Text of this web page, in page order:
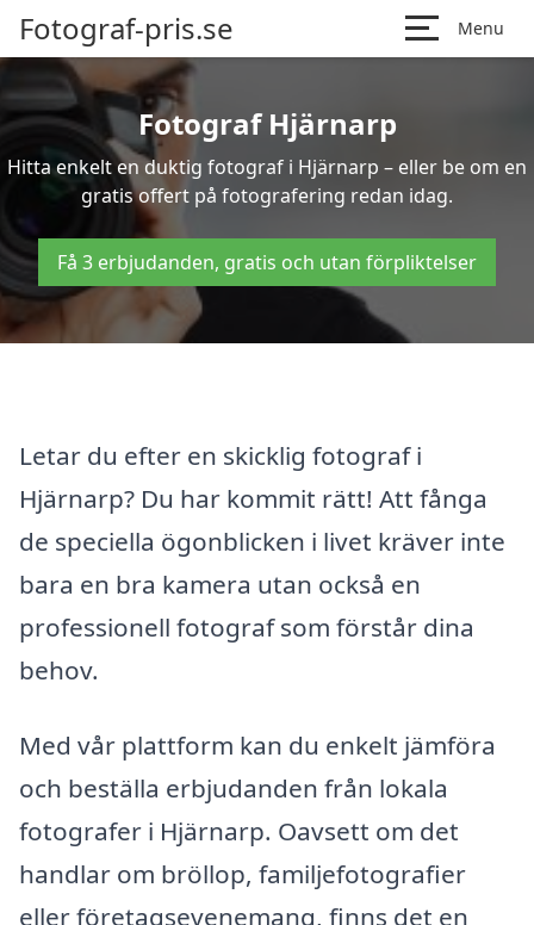
Fotograf-pris.se Menu
Fotograf Hjärnarp
Hitta enkelt en duktig fotograf i Hjärnarp – eller be om en
gratis offert på fotografering redan idag.
Få 3 erbjudanden, gratis och utan förpliktelser
Letar du efter en skicklig fotograf i
Hjärnarp? Du har kommit rätt! Att fånga
de speciella ögonblicken i livet kräver inte
bara en bra kamera utan också en
professionell fotograf som förstår dina
behov.
Med vår plattform kan du enkelt jämföra
och beställa erbjudanden från lokala
fotografer i Hjärnarp. Oavsett om det
handlar om bröllop, familjefotografier
eller företagsevenemang, finns det en